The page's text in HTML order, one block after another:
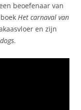
beoefenaar van
Het carnaval van
en zijn
.